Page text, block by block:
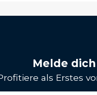
Melde
als Erstes